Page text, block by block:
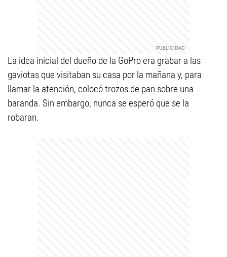
La idea inicial del dueño de la GoPro era grabar a las
gaviotas que visitaban su casa por la mañana y, para
llamar la atención, colocó trozos de pan sobre una
baranda. Sin embargo, nunca se esperó que se la
robaran.